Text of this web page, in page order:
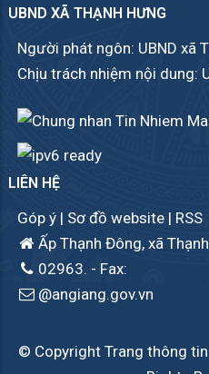
UBND XÃ THẠNH HƯNG
Người phát ngôn: UBND xã
Chịu trách nhiệm nội dung:
LIÊN HỆ
Góp ý | Sơ đồ website | RSS
Ấp Thạnh Đông, xã
02963. - Fax:
@angiang.gov.vn
© Copyright Trang thông